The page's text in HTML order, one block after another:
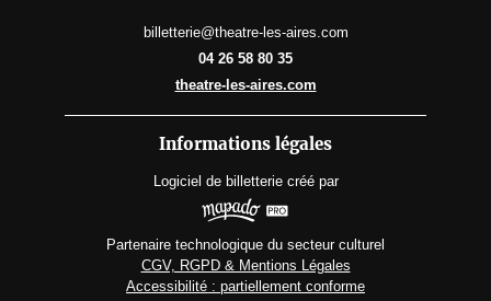
billetterie@theatre-les-aires.com
04 26 58 80 35
theatre-les-aires.com
Informations légales
Logiciel de billetterie créé par
Partenaire technologique du secteur culturel
CGV, RGPD & Mentions Légales
Accessibilité : partiellement conforme